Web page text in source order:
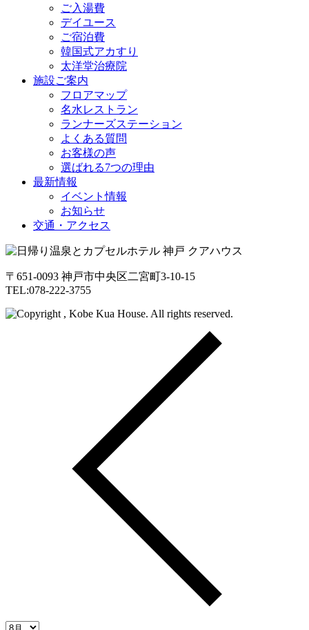
ご入湯費
デイユース
ご宿泊費
韓国式アカすり
太洋堂治療院
施設ご案内
フロアマップ
名水レストラン
ランナーズステーション
よくある質問
お客様の声
選ばれる7つの理由
最新情報
イベント情報
お知らせ
交通・アクセス
〒651-0093 神戸市中央区二宮町3-10-15
TEL:078-222-3755